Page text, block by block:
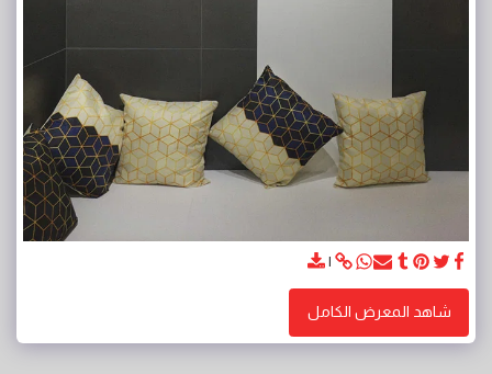
شاهد المعرض الكامل